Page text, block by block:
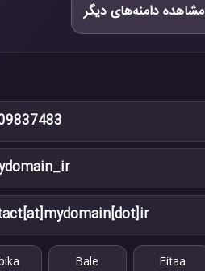
مشاهده دامنه‌های دیگر
Eitaa
Bale